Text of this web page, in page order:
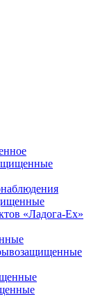
«Ладога-Ex»